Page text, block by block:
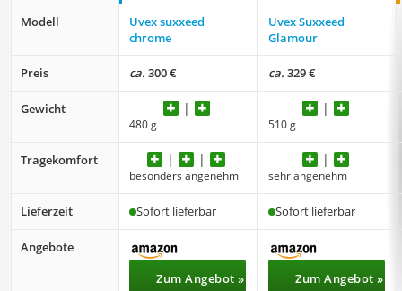
Modell
Uvex suxxeed
chrome
Uvex Suxxeed
Glamour
Preis ca. 300 € ca. 329 €
Gewicht
480 g 510 g
Tragekomfort
besonders angenehm sehr angenehm
Lieferzeit Sofort lieferbar Sofort lieferbar
Angebote
Zum Angebot »
Zum Angebot »